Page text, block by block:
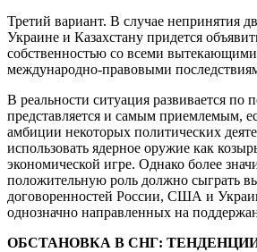
Третий вариант. В случае непринятия
Украине и Казахстану придется
собственностью со всеми
международно-правовыми
В реальности ситуация развивается по
представляется и самым приемлемым,
амбиции некоторых политических
использовать ядерное оружие как
экономической игре. Однако более
положительную роль должно сыграть
договоренностей России, США и
однозначно направленных на
ОБСТАНОВКА В СНГ: